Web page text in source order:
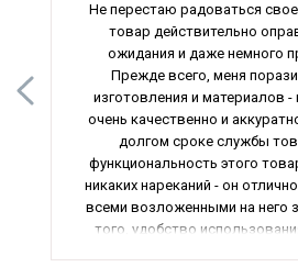
Не перестаю радоваться
товар действительно
ожидания и даже немного
Прежде всего, меня
изготовления и материалов
очень качественно и
долгом сроке службы
функциональность этого
никаких нареканий - он
всеми возложенными на него
того, удобство